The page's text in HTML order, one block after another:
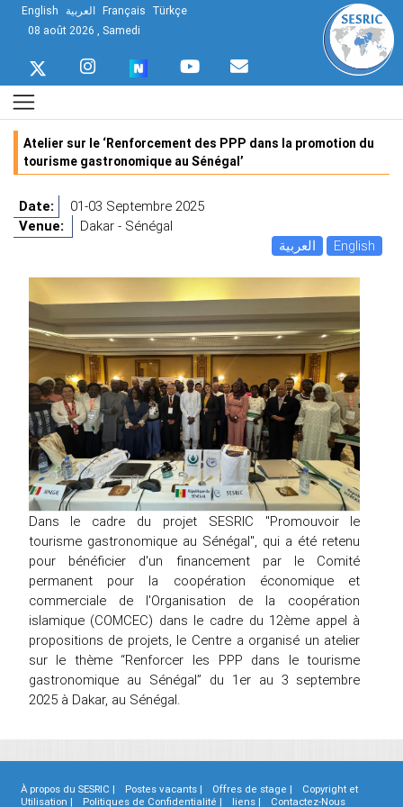
English العربية Français Türkçe
08 août 2026 , Samedi
Atelier sur le ‘Renforcement des PPP dans la promotion du
tourisme gastronomique au Sénégal’
Date:
01-03 Septembre 2025
Venue:
Dakar - Sénégal
العربية
English
Dans le cadre du projet SESRIC "Promouvoir le
tourisme gastronomique au Sénégal", qui a été retenu
pour bénéficier d'un financement par le Comité
permanent pour la coopération économique et
commerciale de l'Organisation de la coopération
islamique (COMCEC) dans le cadre du 12ème appel à
propositions de projets, le Centre a organisé un atelier
sur le thème “Renforcer les PPP dans le tourisme
gastronomique au Sénégal” du 1er au 3 septembre
2025 à Dakar, au Sénégal.
À propos du SESRIC | Postes vacants | Offres de stage |
Copyright et
Utilisation |
Politiques de Confidentialité | liens | Contactez-Nous